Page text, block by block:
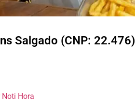
Salgado (CNP: 22.476)
Noti Hora